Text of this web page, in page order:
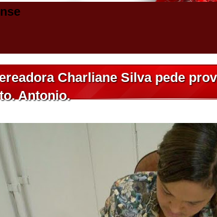
Charliane Silva pede
Antonio.